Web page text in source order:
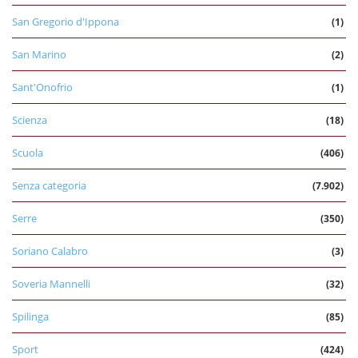
San Gregorio d'Ippona (1)
San Marino (2)
Sant'Onofrio (1)
Scienza (18)
Scuola (406)
Senza categoria (7.902)
Serre (350)
Soriano Calabro (3)
Soveria Mannelli (32)
Spilinga (85)
Sport (424)